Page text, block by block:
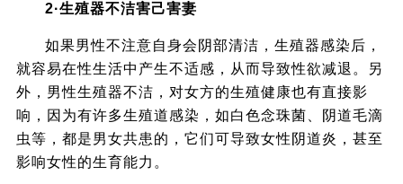
2·生殖器不洁害己害妻
如果男性不注意自身会阴部清洁，生殖器感染后，
就容易在性生活中产生不适感，从而导致性欲减退。另
外，男性生殖器不洁，对女方的生殖健康也有直接影
响，因为有许多生殖道感染，如白色念珠菌、阴道毛滴
虫等，都是男女共患的，它们可导致女性阴道炎，甚至
影响女性的生育能力。